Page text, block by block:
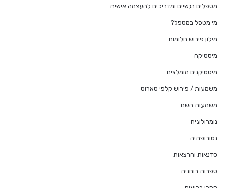
מטפלים רגשיים ומדריכים להעצמה אישית
מי מטפל במטפל?
מילון פירוש חלומות
מיסטיקה
מיסטיקנים מומלצים
משמעות / פירוש קלפי טארוט
משמעות השם
נומרולוגיה
נטורופתיה
סדנאות והרצאות
ספרות רוחנית